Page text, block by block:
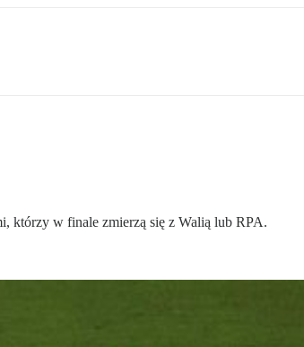
którzy w finale zmierzą się z Walią lub RPA.